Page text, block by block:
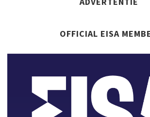
OFFICIAL EISA